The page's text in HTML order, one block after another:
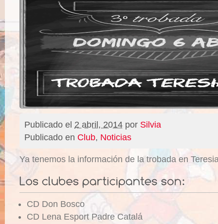
Publicado el 2 abril, 2014 por Silvia
Publicado en Club, Noticias
Ya tenemos la información de la trobada en
CD Don Bosco
CD Lena Esport Padre Catalá